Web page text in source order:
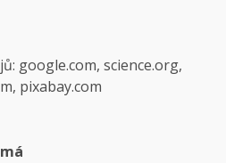
google.com, science.org,
pixabay.com